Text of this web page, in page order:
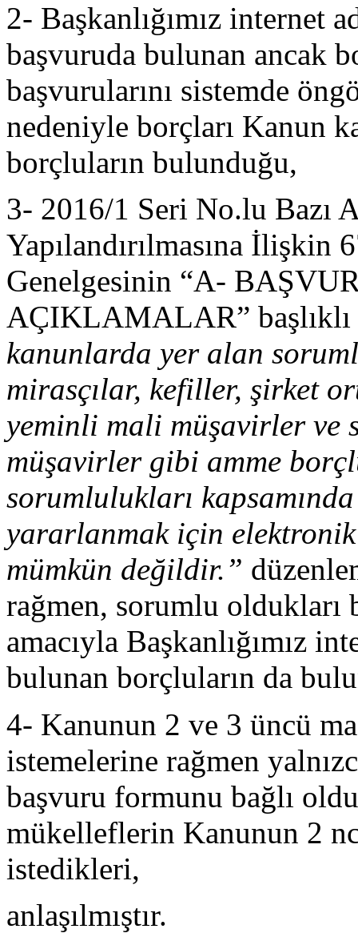
2- Başkanlığımız internet
başvuruda bulunan ancak
başvurularını sistemde
nedeniyle borçları Kanun
borçluların bulunduğu,
3- 2016/1 Seri No.lu Bazı
Yapılandırılmasına İlişkin
Genelgesinin “A-
AÇIKLAMALAR”
kanunlarda yer alan
mirasçılar, kefiller, şirket
yeminli mali müşavirler ve
müşavirler gibi amme
sorumlulukları
yararlanmak için
mümkün değildir.”
rağmen, sorumlu oldukları
amacıyla Başkanlığımız
bulunan borçluların da
4- Kanunun 2 ve 3 üncü
istemelerine rağmen
başvuru formunu bağlı
mükelleflerin Kanunun 2
istedikleri,
anlaşılmıştır.